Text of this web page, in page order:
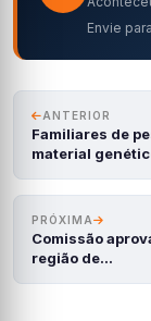
Envie
ANTERIOR
Familiares de
material
PRÓXIMA
Comissão
região de…